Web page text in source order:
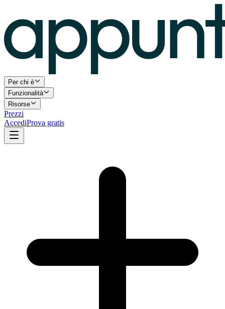
Per chi è
Funzionalità
Risorse
Prezzi
AccediProva gratis